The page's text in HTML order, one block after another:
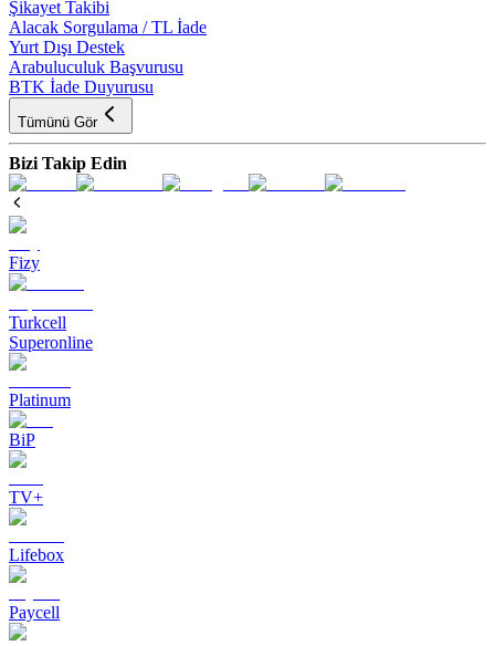
Şikayet Takibi
Alacak Sorgulama / TL İade
Yurt Dışı Destek
Arabuluculuk Başvurusu
BTK İade Duyurusu
Tümünü Gör
Bizi Takip Edin
Fizy
Turkcell
Superonline
Platinum
BiP
TV+
Lifebox
Paycell